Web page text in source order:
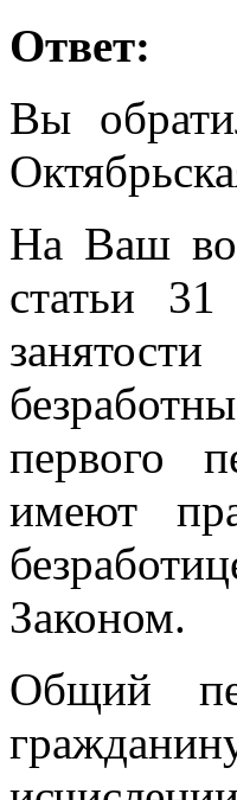
Ответ:
Вы
На Ваш
статьи
первого
имеют
Законом.
Общий